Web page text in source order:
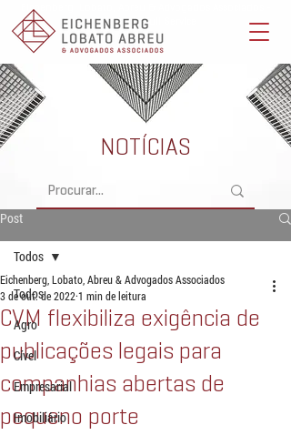
Eichenberg, Lobato, Abreu & Advogados Associados -
Advocacia Full Service
Post
Todos
Agro
Cível
Empresarial
Imobiliário
Todos
CVM flexibiliza exigência de
publicações legais para
companhias abertas de
pequeno porte
Eichenberg, Lobato, Abreu & Advogados Associados
3 de out. de 2022 1 min de leitura
NOTÍCIAS